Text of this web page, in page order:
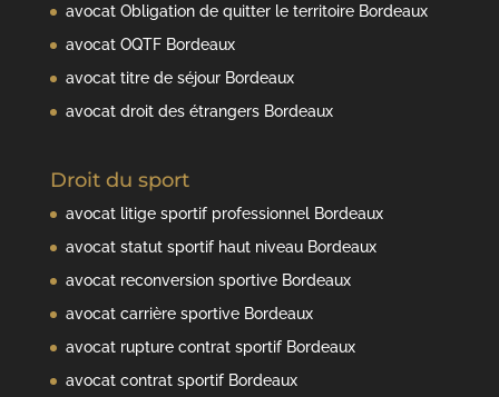
avocat Obligation de quitter le territoire Bordeaux
avocat OQTF Bordeaux
avocat titre de séjour Bordeaux
avocat droit des étrangers Bordeaux
Droit du sport
avocat litige sportif professionnel Bordeaux
avocat statut sportif haut niveau Bordeaux
avocat reconversion sportive Bordeaux
avocat carrière sportive Bordeaux
avocat rupture contrat sportif Bordeaux
avocat contrat sportif Bordeaux